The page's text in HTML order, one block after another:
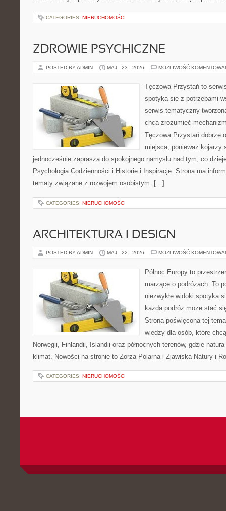
CATEGORIES: NIERUCHOMOŚCI
ZDROWIE PSYCHICZNE
POSTED BY ADMIN MAJ - 23 - 2026 MOŻLIWOŚĆ
Tęczowa Przystań to
spotyka się z potrzebami
serwis tematyczny
chcą zrozumieć
Tęczowa Przystań dobrze
miejsca, ponieważ kojarzy
jednocześnie zaprasza do spokojnego namysłu nad tym, co
Psychologia Codzienności i Historie i Inspiracje. Strona ma
tematy związane z rozwojem osobistym. […]
CATEGORIES: NIERUCHOMOŚCI
ARCHITEKTURA I DESIGN
POSTED BY ADMIN MAJ - 22 - 2026 MOŻLIWOŚĆ
Północ Europy to
marzące o podróżach. To
niezwykłe widoki spotyka
każda podróż może stać
Strona poświęcona tej
wiedzy dla osób, które
Norwegii, Finlandii, Islandii oraz północnych terenów, gdzie
klimat. Nowości na stronie to Zorza Polarna i Zjawiska Natury i
CATEGORIES: NIERUCHOMOŚCI